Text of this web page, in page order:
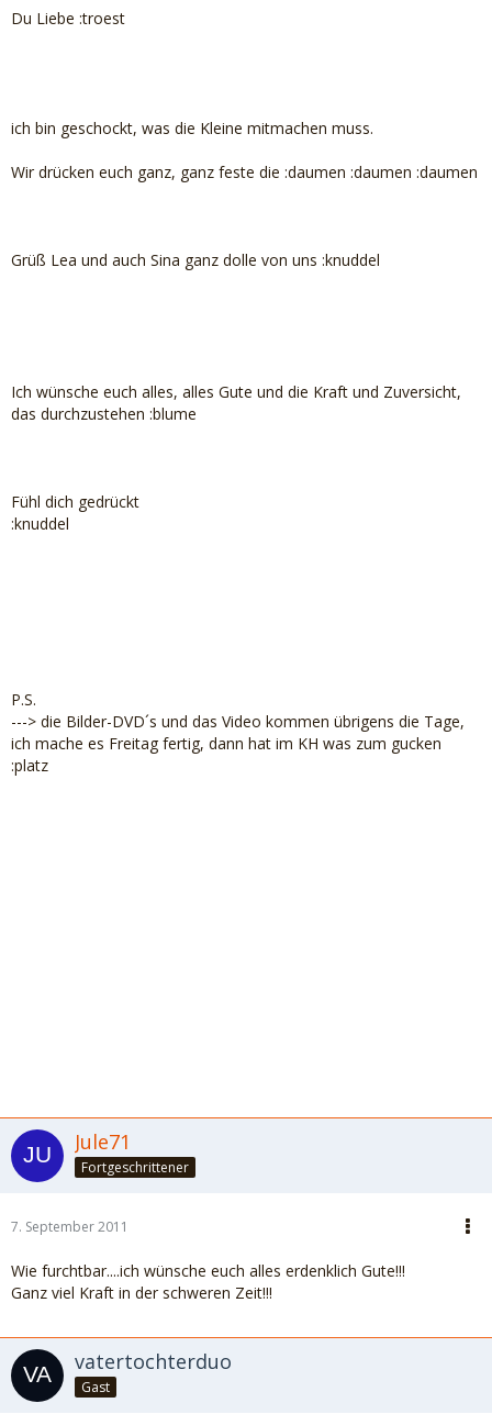
Du Liebe :troest
ich bin geschockt, was die Kleine mitmachen muss.
Wir drücken euch ganz, ganz feste die :daumen :daumen :daumen
Grüß Lea und auch Sina ganz dolle von uns :knuddel
Ich wünsche euch alles, alles Gute und die Kraft und Zuversicht,
das durchzustehen :blume
Fühl dich gedrückt
:knuddel
P.S.
---> die Bilder-DVD´s und das Video kommen übrigens die Tage,
ich mache es Freitag fertig, dann hat im KH was zum gucken
:platz
Jule71
Fortgeschrittener
7. September 2011
Wie furchtbar....ich wünsche euch alles erdenklich Gute!!!
Ganz viel Kraft in der schweren Zeit!!!
vatertochterduo
Gast